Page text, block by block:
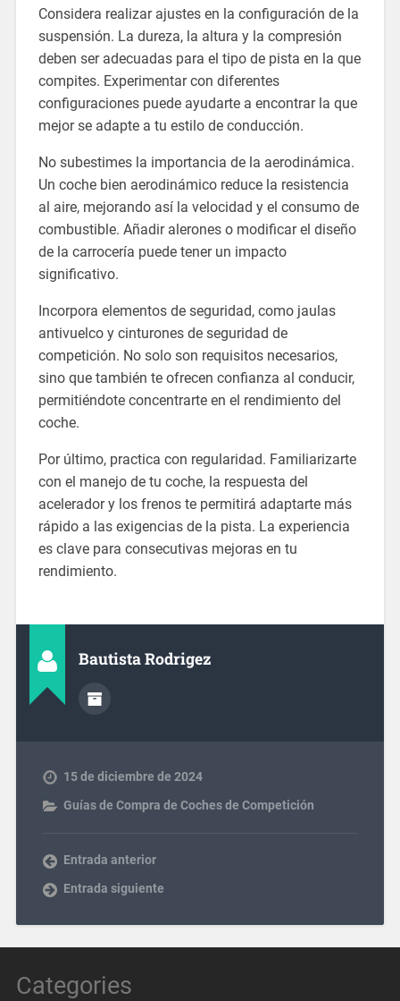
Considera realizar ajustes en la configuración de la
suspensión. La dureza, la altura y la compresión
deben ser adecuadas para el tipo de pista en la que
compites. Experimentar con diferentes
configuraciones puede ayudarte a encontrar la que
mejor se adapte a tu estilo de conducción.
No subestimes la importancia de la aerodinámica.
Un coche bien aerodinámico reduce la resistencia
al aire, mejorando así la velocidad y el consumo de
combustible. Añadir alerones o modificar el diseño
de la carrocería puede tener un impacto
significativo.
Incorpora elementos de seguridad, como jaulas
antivuelco y cinturones de seguridad de
competición. No solo son requisitos necesarios,
sino que también te ofrecen confianza al conducir,
permitiéndote concentrarte en el rendimiento del
coche.
Por último, practica con regularidad. Familiarizarte
con el manejo de tu coche, la respuesta del
acelerador y los frenos te permitirá adaptarte más
rápido a las exigencias de la pista. La experiencia
es clave para consecutivas mejoras en tu
rendimiento.
Bautista Rodrigez
15 de diciembre de 2024
Guías de Compra de Coches de Competición
Entrada anterior
Entrada siguiente
Categories